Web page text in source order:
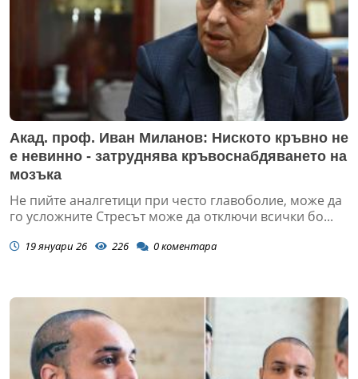
Акад. проф. Иван Миланов: Ниското кръвно не
е невинно - затруднява кръвоснабдяването на
мозъка
Не пийте аналгетици при често главоболие, може да
го усложните Стресът може да отключи всички бо...
19 януари 26 226 0коментара